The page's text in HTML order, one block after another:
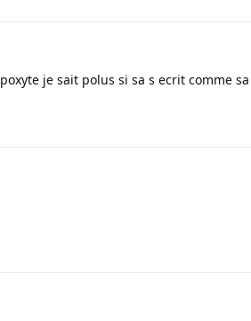
je sait polus si sa s ecrit comme